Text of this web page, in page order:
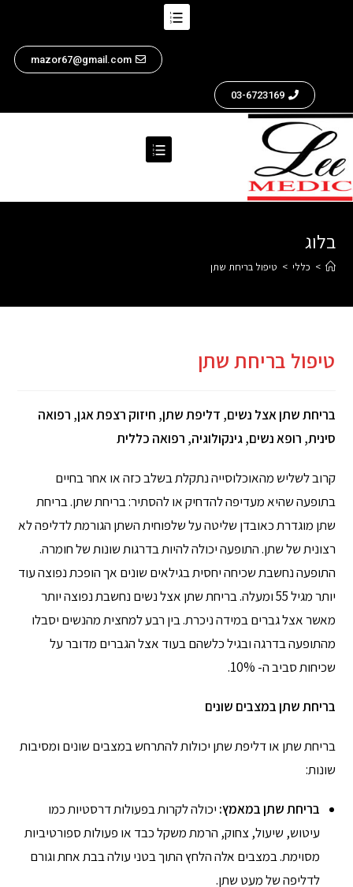
mazor67@gmail.com
03-6723169
בלוג
> כללי > טיפול בריחת שתן
טיפול בריחת שתן
בריחת שתן אצל נשים, דליפת שתן, חיזוק רצפת אגן, רפואה
סינית, רופא נשים, גינקולוגיה, רפואה כללית
קרוב לשליש מהאוכלוסייה נתקלת בשלב כזה או אחר בחיים
בתופעה שהיא מעדיפה להדחיק או להסתיר: בריחת שתן. בריחת
שתן מוגדרת כאובדן שליטה על שלפוחית השתן הגורמת לדליפה לא
רצונית של שתן. התופעה יכולה להיות בדרגות שונות של חומרה.
התופעה נחשבת שכיחה יחסית בגילאים שונים אך הופכת נפוצה עוד
יותר מגיל 55 ומעלה. בריחת שתן אצל נשים נחשבת נפוצה יותר
מאשר אצל גברים במידה ניכרת. בין רבע למחצית מהנשים יסבלו
מהתופעה בדרגה ובגיל כלשהם בעוד אצל הגברים מדובר על
שכיחות סביב ה- 10%.
בריחת שתן במצבים שונים
בריחת שתן או דליפת שתן יכולות להתרחש במצבים שונים ומסיבות
שונות:
בריחת שתן במאמץ: יכולה לקרות בפעולות דרסטיות כמו
עיטוש, שיעול, צחוק, הרמת משקל כבד או פעולות ספורטיביות
מסוימת. במצבים אלה הלחץ התוך בטני עולה בבת אחת וגורם
לדליפה של מעט שתן.